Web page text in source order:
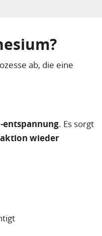
ab, die eine
. Es sorgt
wieder